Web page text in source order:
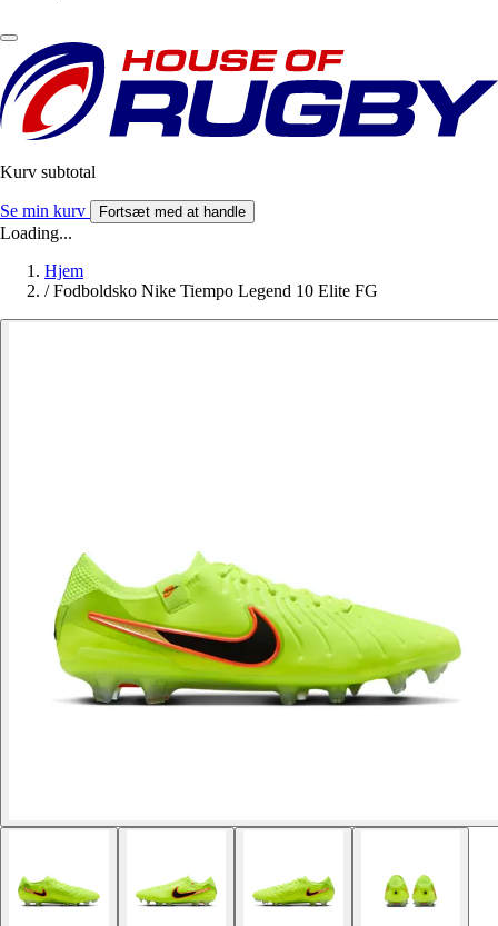
Kurv subtotal
Se min kurv Fortsæt med at handle
Loading...
Hjem
/ Fodboldsko Nike Tiempo Legend 10 Elite FG